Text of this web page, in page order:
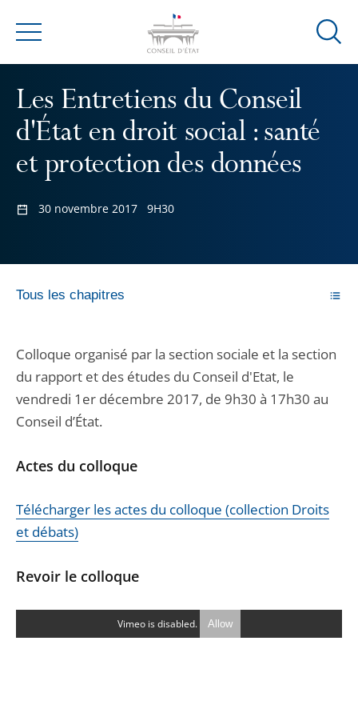
Menu
Ouvrir
Les Entretiens du Conseil
d'État en droit social : santé
et protection des données
30 novembre 2017 9H30
Tous les chapitres
Colloque organisé par la section sociale et la section
du rapport et des études du Conseil d'Etat, le
vendredi 1er décembre 2017, de 9h30 à 17h30 au
Conseil d’État.
Actes du colloque
Télécharger les actes du colloque (collection Droits
et débats)
Revoir le colloque
Vimeo is disabled. Allow